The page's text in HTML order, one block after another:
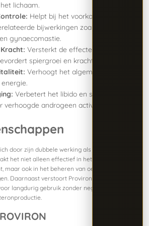
lichaam.
Helpt bij het voorkomen van
bijwerkingen zoals
gynaecomastie.
Versterkt de effecten van anabole
spiergroei en krachttoename.
Verhoogt het algemene gevoel
Verbetert het libido en seksuele
verhoogde androgeen activiteit.
door zijn dubbele werking als androgeen en
het niet alleen effectief in het verbeteren van
maar ook in het beheren van oestrogeen
Daarnaast verstoort Proviron de HPTA niet,
langdurig gebruik zonder negatieve invloed